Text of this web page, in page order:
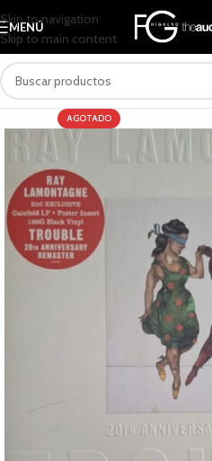
Skip to navigation
Skip to main content
MENÚ
AGOTADO